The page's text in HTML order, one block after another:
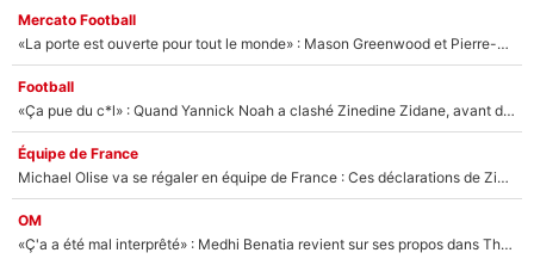
Mercato Football
«La porte est ouverte pour tout le monde» : Mason Greenwood et Pierre-Emerick Aubameyang ont quitté l'OM, Amine Gouiri balance sur la suite du mercato et sur la réaction du vestiaire !
Football
«Ça pue du c*l» : Quand Yannick Noah a clashé Zinedine Zidane, avant de se faire recadrer par le nouveau sélectionneur de l'équipe de France !
Équipe de France
Michael Olise va se régaler en équipe de France : Ces déclarations de Zinedine Zidane qui prouvent qu'il va tout miser sur la star du Bayern Munich !
OM
«Ç'a a été mal interprêté» : Medhi Benatia revient sur ses propos dans The Bridge et précise ses conditions pour rejoindre le PSG !